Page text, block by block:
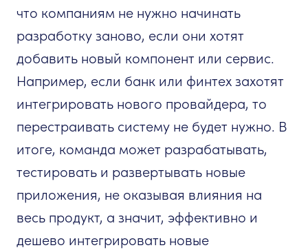
что компаниям не нужно начинать
разработку заново, если они хотят
добавить новый компонент или сервис.
Например, если банк или финтех захотят
интегрировать нового провайдера, то
перестраивать систему не будет нужно. В
итоге, команда может разрабатывать,
тестировать и развертывать новые
приложения, не оказывая влияния на
весь продукт, а значит, эффективно и
дешево интегрировать новые